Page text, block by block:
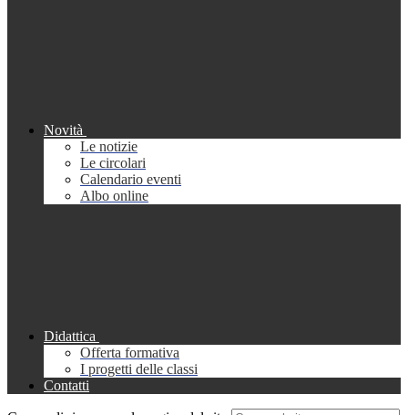
Novità
Le notizie
Le circolari
Calendario eventi
Albo online
Didattica
Offerta formativa
I progetti delle classi
Contatti